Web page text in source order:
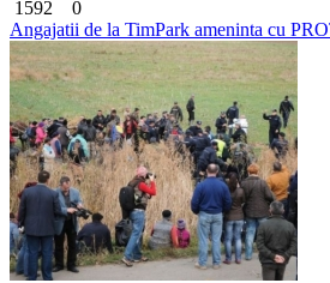
1592
0
Angajatii de la TimPark ameninta cu